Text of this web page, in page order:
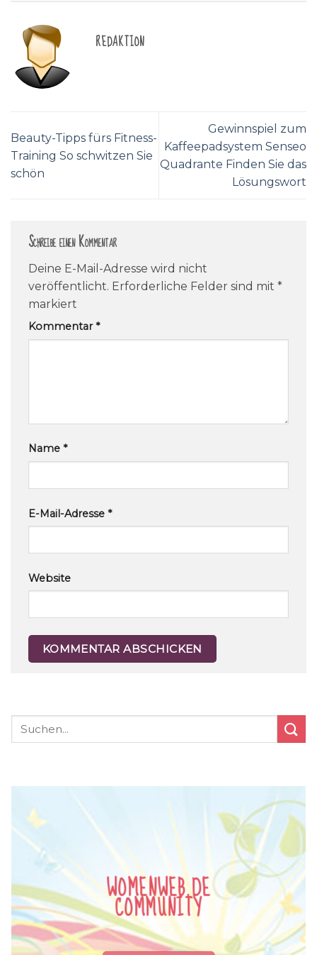
REDAKTION
Beauty-Tipps fürs Fitness-
Training So schwitzen Sie
schön
Gewinnspiel zum
Kaffeepadsystem Senseo
Quadrante Finden Sie das
Lösungswort
Schreibe einen Kommentar
Deine E-Mail-Adresse wird nicht
veröffentlicht. Erforderliche Felder sind mit *
markiert
Kommentar*
Name *
E-Mail-Adresse *
Website
WOMENWEB.DE
COMMUNITY